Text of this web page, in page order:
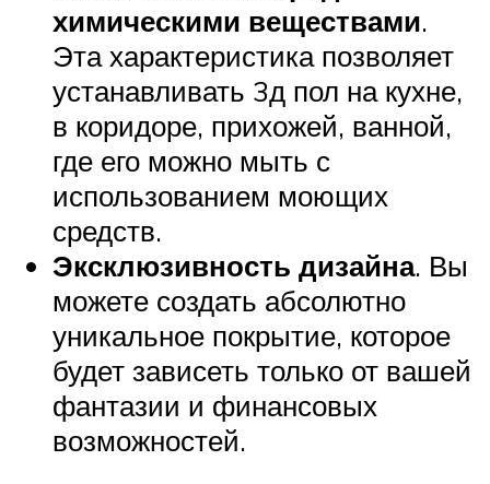
химическими веществами.
Эта характеристика позволяет
устанавливать 3д пол на кухне,
в коридоре, прихожей, ванной,
где его можно мыть с
использованием моющих
средств.
Эксклюзивность дизайна. Вы
можете создать абсолютно
уникальное покрытие, которое
будет зависеть только от вашей
фантазии и финансовых
возможностей.